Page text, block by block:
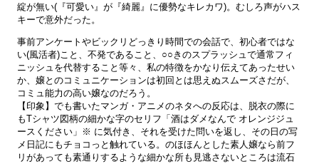
綻が無い(『可愛い』が『綺麗』に優勢なキレカワ)。むしろ声がハス
キーで意外だった。
事前アンケートやビックリどっきり時間での会話で、初心者ではな
い(風活者)こと、不発であること、○○きのスプラッシュで通常フィ
ニッシュを代替すること等々、私の特徴をかなり伝えてあったせい
か、嬢とのコミュニケーションは初回とは思えぬスムーズさだが、
コミュ能力の高い嬢なのだろう。
【印象】でも書いたマンガ・アニメのネタへの反応は、脱衣の際に
もTシャツ図柄の細かな字のセリフ「酒はダメなんで オレンジジュ
ースください」※ に気付き、それを受けた問いを返し、その日の写
メ日記にもチョコっと触れている。のほほんとした素人嬢なら前フ
リがあっても素通りするような細かな所も見逃さないところは流石